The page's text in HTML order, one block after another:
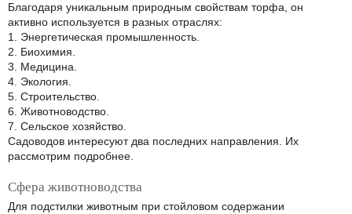
Благодаря уникальным природным свойствам торфа, он
активно используется в разных отраслях:
1. Энергетическая промышленность.
2. Биохимия.
3. Медицина.
4. Экология.
5. Строительство.
6. Животноводство.
7. Сельское хозяйство.
Садоводов интересуют два последних направления. Их
рассмотрим подробнее.
Сфера животноводства
Для подстилки животным при стойловом содержании